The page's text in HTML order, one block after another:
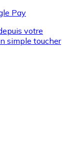
et d'autres
Pay
votre
simple toucher